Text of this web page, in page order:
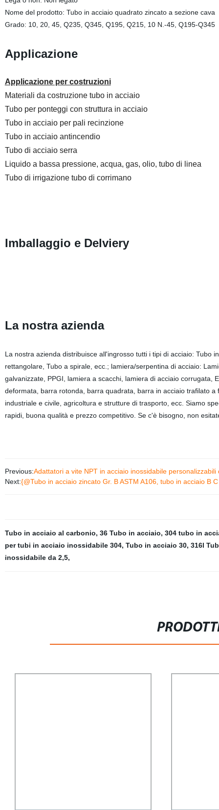
Nome del prodotto: Tubo in acciaio quadrato zincato a sezione cava
Grado: 10, 20, 45, Q235, Q345, Q195, Q215, 10 N.-45, Q195-Q345
Applicazione
Applicazione per costruzioni
Materiali da costruzione tubo in acciaio
Tubo per ponteggi con struttura in acciaio
Tubo in acciaio per pali recinzione
Tubo in acciaio antincendio
Tubo di acciaio serra
Liquido a bassa pressione, acqua, gas, olio, tubo di linea
Tubo di irrigazione tubo di corrimano
Imballaggio e Delviery
La nostra azienda
La nostra azienda distribuisce all'ingrosso tutti i tipi di acciaio: Tubo
rettangolare, Tubo a spirale, ecc.; lamiera/serpentina di acciaio:
galvanizzate, PPGI, lamiera a scacchi, lamiera di acciaio
deformata, barra rotonda, barra quadrata, barra in acciaio trafilato
industriale e civile, agricoltura e strutture di trasporto, ecc. Siamo
rapidi, buona qualità e prezzo competitivo. Se c'è bisogno, non
Previous:Adattatori a vite NPT in acciaio inossidabile
Next:{@Tubo in acciaio zincato Gr. B ASTM A106, tubo in acciaio B
Tubo in acciaio al carbonio, 36 Tubo in acciaio, 304 tubo in
per tubi in acciaio inossidabile 304, Tubo in acciaio 30, 316l
inossidabile da 2,5,